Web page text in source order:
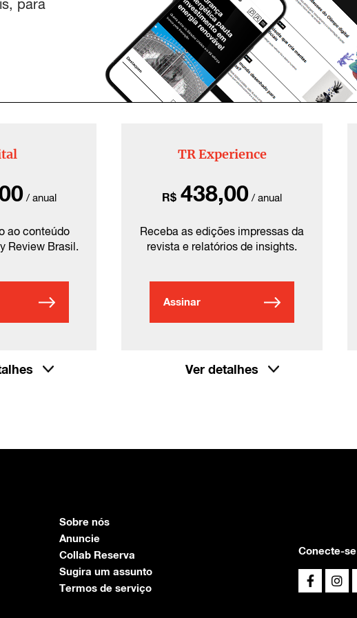
para
/ anual
ao conteúdo
Review Brasil.
TR Experience
R$ 438,00 / anual
Receba as edições impressas da
revista e relatórios de insights.
Assinar
Ver detalhes
Sobre nós
Anuncie
Collab Reserva
Sugira um assunto
Termos de serviço
Conecte-se